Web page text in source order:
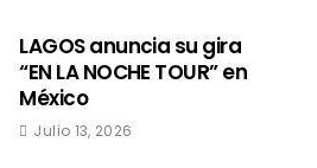
LAGOS anuncia su gira
“EN LA NOCHE TOUR” en
México
Julio 13, 2026